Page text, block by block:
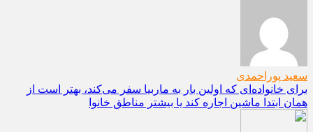
سعید پوراحمدی
برای خانواده‌ای که اولین بار به ماربیا سفر می‌کند، بهتر است از
همان ابتدا ماشین اجاره کند یا بیشتر مناطق خانوا